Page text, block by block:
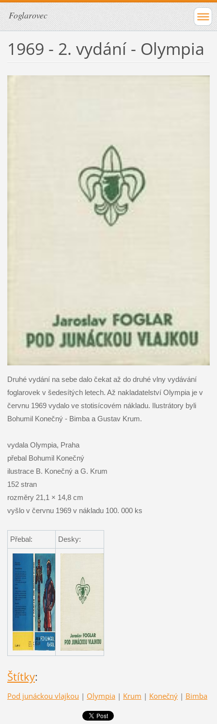
Foglarovec
1969 - 2. vydání - Olympia
Druhé vydání na sebe dalo čekat až do druhé vlny vydávání
foglarovek v šedesítých letech. Až nakladatelství Olympia je v
červnu 1969 vydalo ve stotisícovém nákladu. Ilustrátory byli
Bohumil Konečný - Bimba a Gustav Krum.
vydala Olympia, Praha
přebal Bohumil Konečný
ilustrace B. Konečný a G. Krum
152 stran
rozměry 21,1 × 14,8 cm
vyšlo v červnu 1969 v nákladu 100. 000 ks
Přebal: Desky:
Štítky:
Pod junáckou vlajkou | Olympia | Krum | Konečný | Bimba